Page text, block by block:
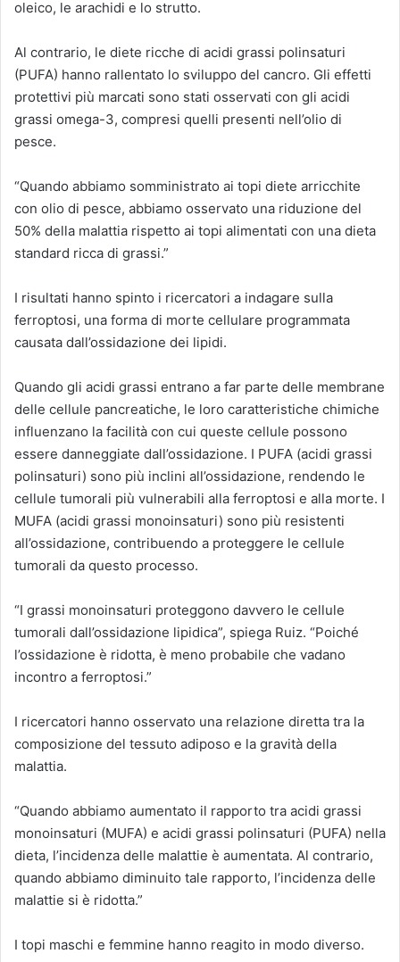
oleico, le arachidi e lo strutto.
Al contrario, le diete ricche di acidi grassi polinsaturi
(PUFA) hanno rallentato lo sviluppo del cancro. Gli effetti
protettivi più marcati sono stati osservati con gli acidi
grassi omega-3, compresi quelli presenti nell’olio di
pesce.
“Quando abbiamo somministrato ai topi diete arricchite
con olio di pesce, abbiamo osservato una riduzione del
50% della malattia rispetto ai topi alimentati con una dieta
standard ricca di grassi.”
I risultati hanno spinto i ricercatori a indagare sulla
ferroptosi, una forma di morte cellulare programmata
causata dall’ossidazione dei lipidi.
Quando gli acidi grassi entrano a far parte delle membrane
delle cellule pancreatiche, le loro caratteristiche chimiche
influenzano la facilità con cui queste cellule possono
essere danneggiate dall’ossidazione. I PUFA (acidi grassi
polinsaturi) sono più inclini all’ossidazione, rendendo le
cellule tumorali più vulnerabili alla ferroptosi e alla morte. I
MUFA (acidi grassi monoinsaturi) sono più resistenti
all’ossidazione, contribuendo a proteggere le cellule
tumorali da questo processo.
“I grassi monoinsaturi proteggono davvero le cellule
tumorali dall’ossidazione lipidica”, spiega Ruiz. “Poiché
l’ossidazione è ridotta, è meno probabile che vadano
incontro a ferroptosi.”
I ricercatori hanno osservato una relazione diretta tra la
composizione del tessuto adiposo e la gravità della
malattia.
“Quando abbiamo aumentato il rapporto tra acidi grassi
monoinsaturi (MUFA) e acidi grassi polinsaturi (PUFA) nella
dieta, l’incidenza delle malattie è aumentata. Al contrario,
quando abbiamo diminuito tale rapporto, l’incidenza delle
malattie si è ridotta.”
I topi maschi e femmine hanno reagito in modo diverso.